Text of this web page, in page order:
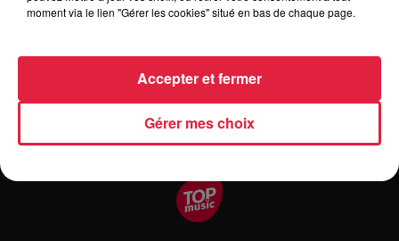
une buvette avec de la restauration et de la boisson. Une
aux clients.
moment via le lien "Gérer les cookies" situé en bas de chaque page.
Gérer mes choix
Accepter et fermer